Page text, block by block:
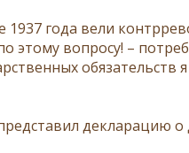
1937 года вели
этому вопросу! –
обязательств
декларацию о